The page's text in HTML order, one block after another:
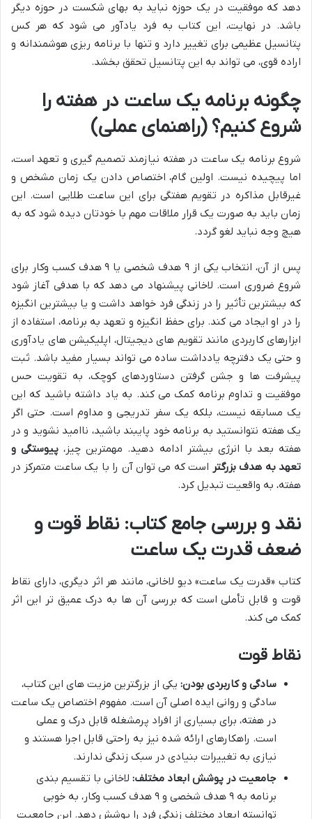
دهد که موفقیت در یک حوزه نباید به بهای شکست در حوزه دیگر
باشد. در نهایت، این کتاب به فرد یادآور می شود که هر کس
پتانسیل عظیمی برای تغییر دارد و تنها با برنامه ریزی هوشمندانه و
اراده قوی، می تواند به این پتانسیل تحقق بخشد.
چگونه برنامه یک ساعت در هفته را
شروع کنیم؟ (راهنمای عملی)
شروع برنامه یک ساعت در هفته نیازمند تصمیم گیری و تعهد است،
اما پیچیده نیست. اولین گام، اختصاص دادن یک زمان مشخص و
غیرقابل مذاکره در تقویم هفتگی برای این ساعت طلایی است. این
زمان باید به صورت یک قرار ملاقات مهم با خودتان دیده شود که به
هیچ وجه نباید لغو گردد.
پس از آن، انتخاب یکی از ۹ هدف شخصی یا ۹ هدف کسب وکار برای
شروع ضروری است. لاخانی پیشنهاد می دهد که با هدفی آغاز شود
که بیشترین تأثیر را در زندگی فرد خواهد داشت و یا بیشترین انگیزه
را در او ایجاد می کند. برای حفظ انگیزه و تعهد به برنامه، استفاده از
ابزارهای کاربردی مانند تقویم های دیجیتال، اپلیکیشن های یادآوری
و حتی یک دفترچه یادداشت ساده می تواند بسیار مفید باشد. ثبت
پیشرفت ها و جشن گرفتن دستاوردهای کوچک، به تقویت حس
موفقیت و تداوم برنامه کمک می کند. به یاد داشته باشید که این
یک مسابقه نیست، بلکه یک سفر تدریجی و مداوم است. حتی اگر
یک هفته نتوانستید به برنامه خود پایبند باشید، ناامید نشوید و در
هفته بعد با انرژی بیشتر ادامه دهید. مهمترین چیز، پیوستگی و
تعهد به هدف بزرگتر است که می توان آن را با یک ساعت متمرکز در
هفته، به واقعیت تبدیل کرد.
نقد و بررسی جامع کتاب: نقاط قوت و
ضعف قدرت یک ساعت
کتاب «قدرت یک ساعت» دیو لاخانی، مانند هر اثر دیگری، دارای نقاط
قوت و قابل تأملی است که بررسی آن ها به درک عمیق تر این اثر
کمک می کند.
نقاط قوت
سادگی و کاربردی بودن: یکی از بزرگترین مزیت های این کتاب،
سادگی و روانی ایده اصلی آن است. مفهوم اختصاص یک ساعت
در هفته، برای بسیاری از افراد پرمشغله قابل درک و عملی
است. راهکارهای ارائه شده نیز به راحتی قابل اجرا هستند و
نیازی به تغییرات بنیادی در سبک زندگی ندارند.
جامعیت در پوشش ابعاد مختلف: لاخانی با تقسیم بندی
برنامه به ۹ هدف شخصی و ۹ هدف کسب وکار، به خوبی
توانسته ابعاد مختلف زندگی فرد را پوشش دهد. این جامعیت